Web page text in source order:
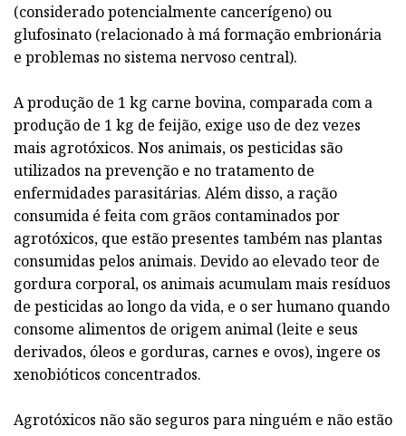
(considerado potencialmente cancerígeno) ou
glufosinato (relacionado à má formação embrionária
e problemas no sistema nervoso central).
A produção de 1 kg carne bovina, comparada com a
produção de 1 kg de feijão, exige uso de dez vezes
mais agrotóxicos. Nos animais, os pesticidas são
utilizados na prevenção e no tratamento de
enfermidades parasitárias. Além disso, a ração
consumida é feita com grãos contaminados por
agrotóxicos, que estão presentes também nas plantas
consumidas pelos animais. Devido ao elevado teor de
gordura corporal, os animais acumulam mais resíduos
de pesticidas ao longo da vida, e o ser humano quando
consome alimentos de origem animal (leite e seus
derivados, óleos e gorduras, carnes e ovos), ingere os
xenobióticos concentrados.
Agrotóxicos não são seguros para ninguém e não estão